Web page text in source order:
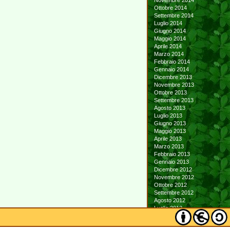
Ottobre 2014
Settembre 2014
Luglio 2014
Giugno 2014
Maggio 2014
Aprile 2014
Marzo 2014
Febbraio 2014
Gennaio 2014
Dicembre 2013
Novembre 2013
Ottobre 2013
Settembre 2013
Agosto 2013
Luglio 2013
Giugno 2013
Maggio 2013
Aprile 2013
Marzo 2013
Febbraio 2013
Gennaio 2013
Dicembre 2012
Novembre 2012
Ottobre 2012
Settembre 2012
Agosto 2012
Luglio 2012
Giugno 2012
Maggio 2012